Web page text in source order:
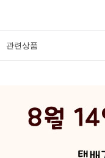
관련상품